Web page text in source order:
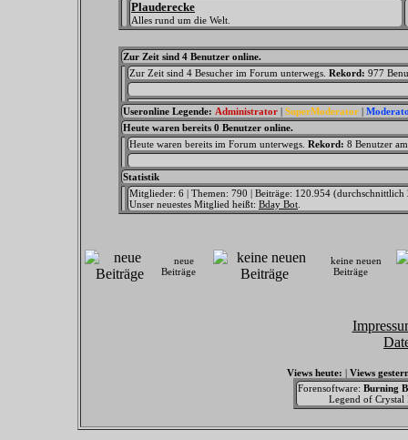
Plauderecke
Alles rund um die Welt.
Zur Zeit sind 4 Benutzer online.
Zur Zeit sind 4 Besucher im Forum unterwegs. Rekord: 977
Useronline Legende: Administrator | SuperModerator |
Heute waren bereits 0 Benutzer online.
Heute waren bereits im Forum unterwegs. Rekord: 8 Benutzer
Statistik
Mitglieder: 6 | Themen: 790 | Beiträge: 120.954 (durchschnittlich
Unser neuestes Mitglied heißt: Bday Bot
neue
Beiträge
keine neuen
Beiträge
Views heute: | Views
Forensoftware: Burning
Legend of